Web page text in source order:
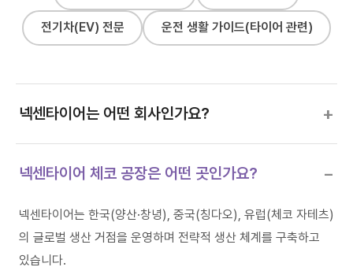
전기차(EV) 전문 운전 생활 가이드(타이어 관련)
넥센타이어는 어떤 회사인가요? +
넥센타이어 체코 공장은 어떤 곳인가요? −
넥센타이어는 한국(양산·창녕), 중국(칭다오), 유럽(체코 자테츠)
의 글로벌 생산 거점을 운영하며 전략적 생산 체계를 구축하고
있습니다.